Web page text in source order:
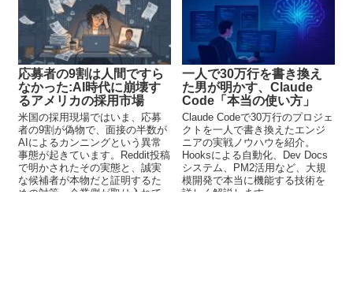
応募者の9割は人間ですら
なかった:AI時代に崩壊す
るアメリカの採用市場
米国の採用現場ではいま、応募
者の9割が偽物で、面接の半数が
AIによるカンニングという異常
事態が起きています。Reddit投稿
で明かされたその実態と、誠実
な候補者が本物だと証明するた
めの対策、企業側が取り入れて
一人で30万行を書き換え
た男が明かす、Claude
Code「本当の使い方」
Claude Codeで30万行のプロジェ
クトを一人で書き換えたエンジ
ニアの実戦ノウハウを紹介。
Hooksによる自動化、Dev Docs
システム、PM2活用など、大規
模開発で本当に機能する技術を
詳しく解説します。